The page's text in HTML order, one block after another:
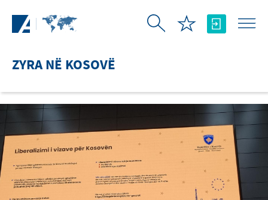
ZYRA NË KOSOVË